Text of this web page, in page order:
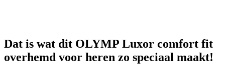
Dat is wat dit OLYMP Luxor comfort fit
overhemd voor heren zo speciaal maakt!